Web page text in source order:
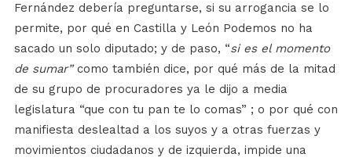
Fernández debería preguntarse, si su arrogancia se lo
permite, por qué en Castilla y León Podemos no ha
sacado un solo diputado; y de paso, “si es el momento
de sumar”como también dice, por qué más de la mitad
de su grupo de procuradores ya le dijo a media
legislatura “que con tu pan te lo comas” ; o por qué con
manifiesta deslealtad a los suyos y a otras fuerzas y
movimientos ciudadanos y de izquierda, impide una